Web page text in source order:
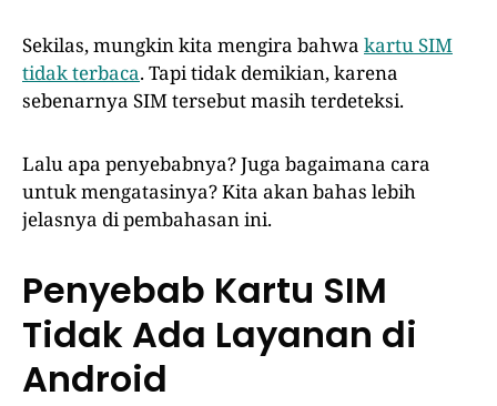
Sekilas, mungkin kita mengira bahwa kartu SIM
tidak terbaca. Tapi tidak demikian, karena
sebenarnya SIM tersebut masih terdeteksi.
Lalu apa penyebabnya? Juga bagaimana cara
untuk mengatasinya? Kita akan bahas lebih
jelasnya di pembahasan ini.
Penyebab Kartu SIM
Tidak Ada Layanan di
Android